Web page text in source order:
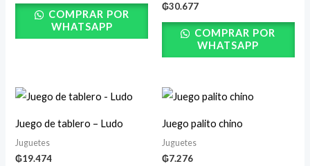
COMPRAR POR
WHATSAPP
₲30.677
COMPRAR POR
WHATSAPP
Juego de tablero – Ludo
Juguetes
₲19.474
Juego palito chino
Juguetes
₲7.276